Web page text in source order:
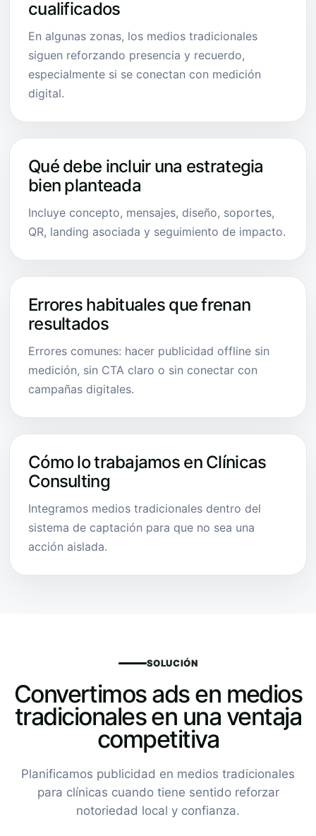
cualificados
En algunas zonas, los medios tradicionales
siguen reforzando presencia y recuerdo,
especialmente si se conectan con medición
digital.
Qué debe incluir una estrategia
bien planteada
Incluye concepto, mensajes, diseño, soportes,
QR, landing asociada y seguimiento de impacto.
Errores habituales que frenan
resultados
Errores comunes: hacer publicidad offline sin
medición, sin CTA claro o sin conectar con
campañas digitales.
Cómo lo trabajamos en Clínicas
Consulting
Integramos medios tradicionales dentro del
sistema de captación para que no sea una
acción aislada.
SOLUCIÓN
Convertimos ads en medios
tradicionales en una ventaja
competitiva
Planificamos publicidad en medios tradicionales
para clínicas cuando tiene sentido reforzar
notoriedad local y confianza.